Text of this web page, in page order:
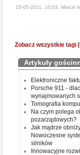
25-05-2011, 10:03, Marcin
Zobacz wszystkie tagi
Artykuły
Elektroniczne
Porsche 911 -
wynajmowanych
Tomografia
Na czym polega
pozarządowych?
Jak mądrze
Nowoczesne
silników
Innowacyjne